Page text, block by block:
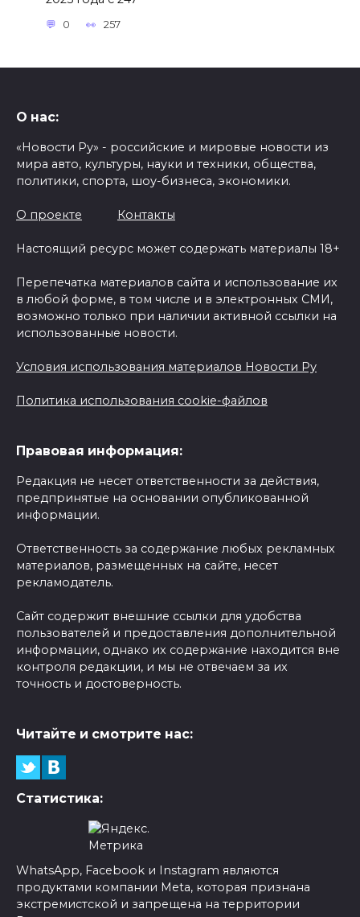
0 257
О нас:
«Новости Ру» - российские и мировые новости из
мира авто, культуры, науки и техники, общества,
политики, спорта, шоу-бизнеса, экономики.
О проекте Контакты
Настоящий ресурс может содержать материалы 18+
Перепечатка материалов сайта и использование их
в любой форме, в том числе и в электронных СМИ,
возможно только при наличии активной ссылки на
использованные новости.
Условия использования материалов Новости Ру
Политика использования cookie-файлов
Правовая информация:
Редакция не несет ответственности за действия,
предпринятые на основании опубликованной
информации.
Ответственность за содержание любых рекламных
материалов, размещенных на сайте, несет
рекламодатель.
Сайт содержит внешние ссылки для удобства
пользователей и предоставления дополнительной
информации, однако их содержание находится вне
контроля редакции, и мы не отвечаем за их
точность и достоверность.
Читайте и смотрите нас:
Статистика:
WhatsApp, Facebook и Instagram являются
продуктами компании Meta, которая признана
экстремистской и запрещена на территории